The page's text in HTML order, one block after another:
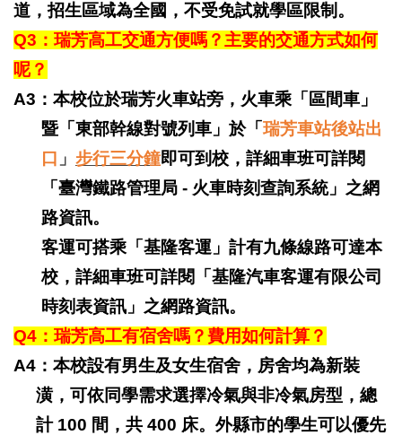
道，招生區域為全國，不受免試就學區限制。
Q3 ：瑞芳高工交通方便嗎？主要的交通方式如何
呢？
A3：本校位於瑞芳火車站旁，火車乘「區間車」
暨「東部幹線對號列車」於「 瑞芳車站後站出
口 」 步行三分鐘即可到校，詳細車班可詳閱
「臺灣鐵路管理局 - 火車時刻查詢系統」之網
路資訊。
客運可搭乘「基隆客運」計有九條線路可達本
校，詳細車班可詳閱「基隆汽車客運有限公司
時刻表資訊」之網路資訊。
Q4 ：瑞芳高工有宿舍嗎？費用如何計算？
A4：本校設有男生及女生宿舍，房舍均為新裝
潢，可依同學需求選擇冷氣與非冷氣房型，總
計 100 間，共 400 床。外縣市的學生可以優先